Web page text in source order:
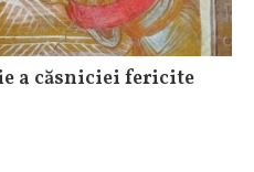
a căsniciei fericite